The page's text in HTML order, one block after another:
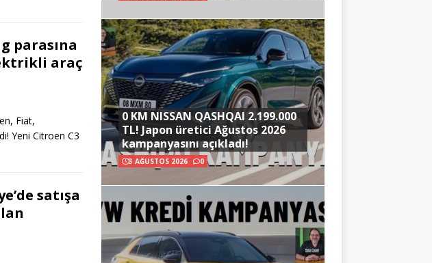
parasına
araç
Fiat,
Yeni Citroen C3
satışa
0 KM NISSAN QASHQAI 2.199.000
TL! Japon üretici Ağustos 2026
kampanyasını açıkladı!
3 AĞUSTOS 2026 0